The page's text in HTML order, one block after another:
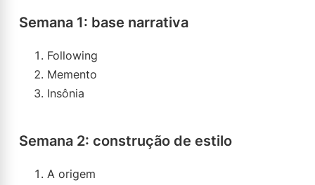
Semana 1: base narrativa
Following
Memento
Insônia
Semana 2: construção de estilo
A origem